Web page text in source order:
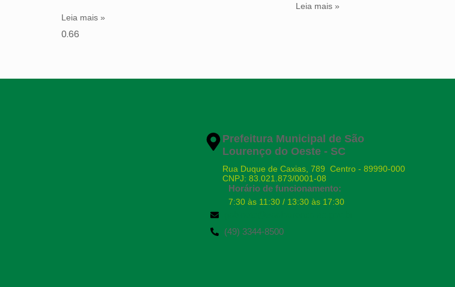
Leia mais »
Leia mais »
Prefeitura Municipal de São
Lourenço do Oeste - SC
Rua Duque de Caxias, 789 Centro - 89990-000
CNPJ: 83.021.873/0001-08
Horário de funcionamento:
7:30 às 11:30 / 13:30 às 17:30
(49) 3344-8500